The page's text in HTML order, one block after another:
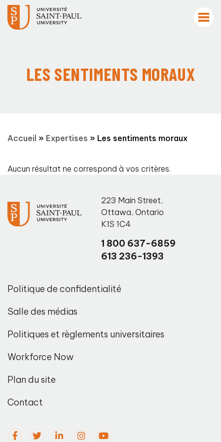
LES SENTIMENTS MORAUX
Accueil » Expertises » Les sentiments moraux
Aucun résultat ne correspond à vos critères.
223 Main Street,
Ottawa, Ontario
K1S 1C4
1 800 637-6859
613 236-1393
Politique de confidentialité
Salle des médias
Politiques et règlements universitaires
Workforce Now
Plan du site
Contact